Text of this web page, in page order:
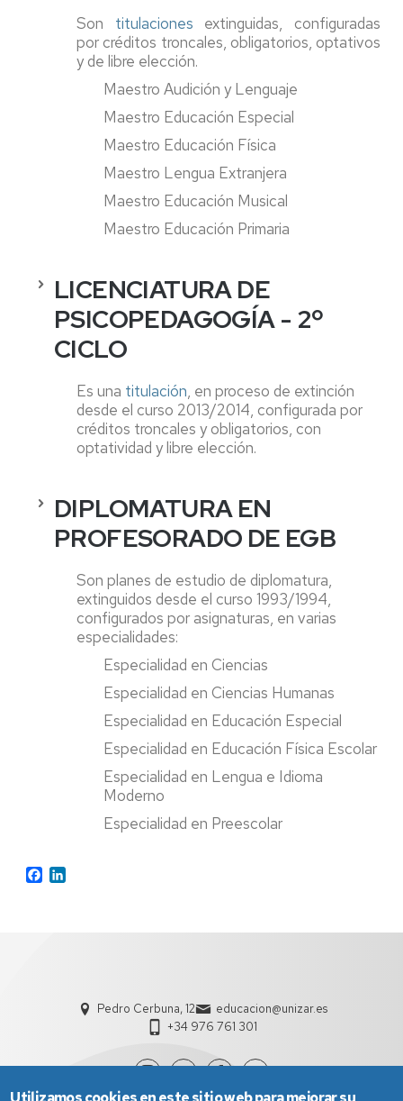
Son titulaciones extinguidas, configuradas
por créditos troncales, obligatorios, optativos
y de libre elección.
Maestro Audición y Lenguaje
Maestro Educación Especial
Maestro Educación Física
Maestro Lengua Extranjera
Maestro Educación Musical
Maestro Educación Primaria
LICENCIATURA DE
PSICOPEDAGOGÍA - 2º
CICLO
Es una titulación, en proceso de extinción
desde el curso 2013/2014, configurada por
créditos troncales y obligatorios, con
optatividad y libre elección.
DIPLOMATURA EN
PROFESORADO DE EGB
Son planes de estudio de diplomatura,
extinguidos desde el curso 1993/1994,
configurados por asignaturas, en varias
especialidades:
Especialidad en Ciencias
Especialidad en Ciencias Humanas
Especialidad en Educación Especial
Especialidad en Educación Física Escolar
Especialidad en Lengua e Idioma
Moderno
Especialidad en Preescolar
Facebook
Pedro Cerbuna, 12
educacion@unizar.es
+34 976 761 301